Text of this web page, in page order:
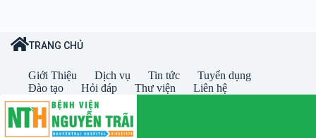
TRANG CHỦ
Giới Thiệu Dịch vụ Tin tức
Tuyển dụng
Đào tạo
Hỏi đáp Thư viện Liên hệ